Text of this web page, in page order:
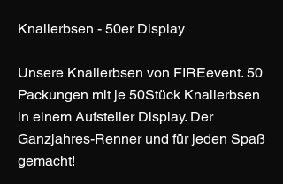
Knallerbsen - 50er Display
Unsere Knallerbsen von FIREevent. 50
Packungen mit je 50Stück Knallerbsen
in einem Aufsteller Display. Der
Ganzjahres-Renner und für jeden Spaß
gemacht!